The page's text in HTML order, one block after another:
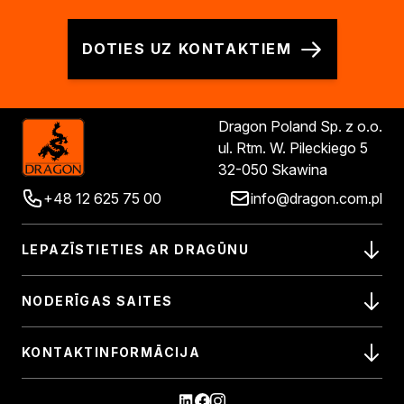
DOTIES UZ KONTAKTIEM
Dragon Poland Sp. z o.o.
ul. Rtm. W. Pileckiego 5
32-050 Skawina
+48 12 625 75 00
info@dragon.com.pl
LEPAZĪSTIETIES AR DRAGŪNU
NODERĪGAS SAITES
KONTAKTINFORMĀCIJA